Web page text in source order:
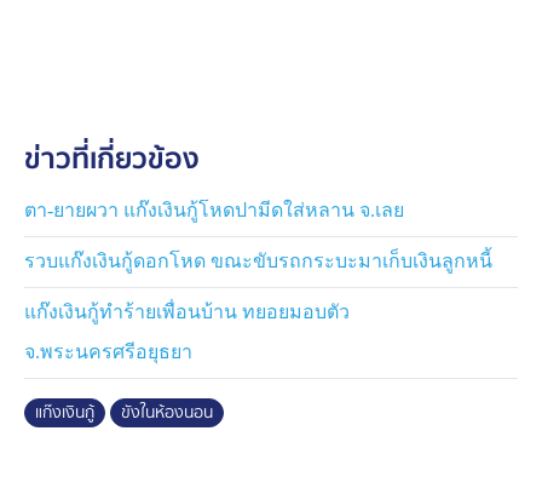
อีกครั้ง พร้อมกับนำกาวไปหยอดใส่รูกุญแจประตูห้อง จนไม่
มาเปลี่ยน และเดินทางเข้าแจ้งความกับตำรวจทันที
ด้าน พนักงานสอบสวน สภ.เมืองพัทยา ได้รับเรื่องไว้แล้ว
พร้อมประสานชุดสืบสวนลงพื้นที่ตรวจสอบกล้องวงจรปิดใน
บริเวณโดยรอบ เพื่อหาเบาะแสผู้ก่อเหตุ รวมถึงติดตามตัว
กลุ่มนายทุนเงินกู้โหดรายนี้มาดำเนินคดีตามกฎหมาย
ข่าวที่เกี่ยวข้อง
ตา-ยายผวา แก๊งเงินกู้โหดปามีดใส่หลาน จ.เลย
รวบแก๊งเงินกู้ดอกโหด ขณะขับรถกระบะมาเก็บเงินลูกหนี้
แก๊งเงินกู้ทำร้ายเพื่อนบ้าน ทยอยมอบตัว
จ.พระนครศรีอยุธยา
แก๊งเงินกู้ ขังในห้องนอน